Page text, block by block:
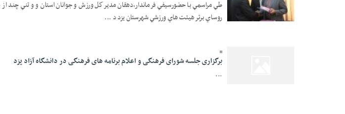
05 Mordad 1391 -
طي مراسمي با حضورسيفي فرماندار،دهقان مدير كل ورزش و جوانان استان و و تني چند از
روساي برتر هيئت هاي ورزشي شهرستان يزد د ...
برگزاری جلسه شورای فرهنگی و اعلام برنامه های فرهنگی در دانشگاه آزاد یزد
...